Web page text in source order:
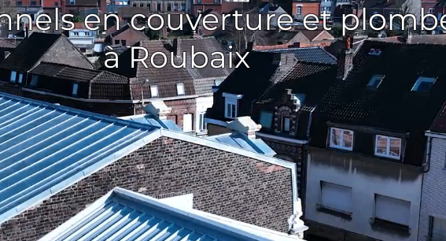
en couverture et
à Roubaix